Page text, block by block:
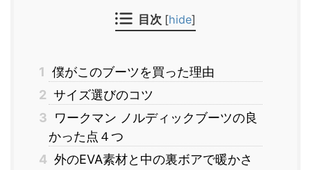
目次 [hide]
1 僕がこのブーツを買った理由
2 サイズ選びのコツ
3
ワークマン ノルディックブーツの良
かった点４つ
4 外のEVA素材と中の裏ボアで暖かさ